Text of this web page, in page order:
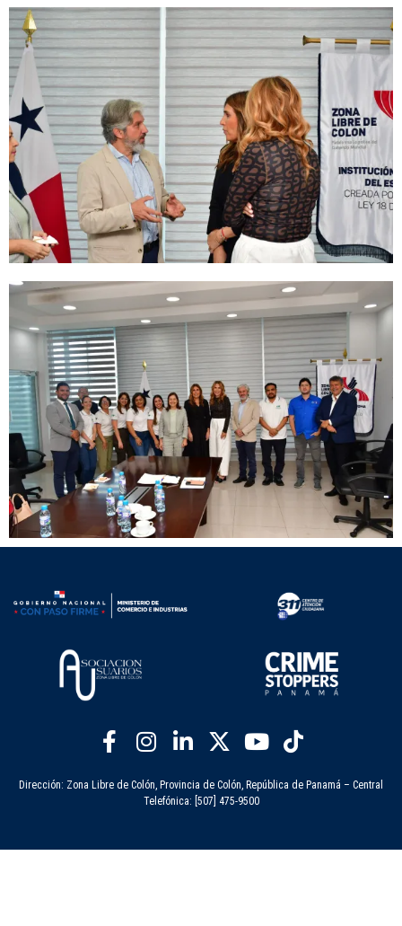
Dirección: Zona Libre de Colón, Provincia de Colón, República de Panamá – Central
Telefónica: [507] 475-9500